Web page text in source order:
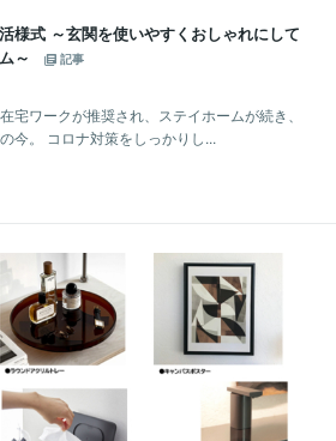
様式 ～玄関を使いやすくおしゃれにして
～
記事
宅ワークが推奨され、ステイホームが続き、
今。 コロナ対策をしっかりし...